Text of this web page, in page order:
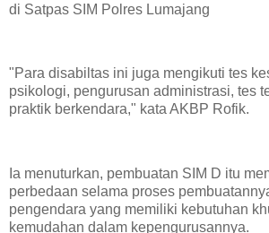
di Satpas SIM Polres Lumajang
"Para disabiltas ini juga mengikuti tes
psikologi, pengurusan administrasi, tes
praktik berkendara," kata AKBP Rofik.
Ia menuturkan, pembuatan SIM D itu
perbedaan selama proses
pengendara yang memiliki kebutuhan
kemudahan dalam kepengurusannya.